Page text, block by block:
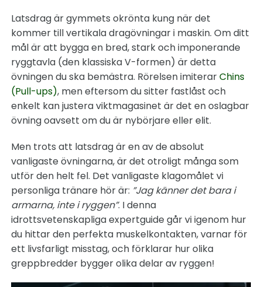
SOMMARKAMPANJ
Latsdrag är gymmets okrönta kung när det
kommer till vertikala dragövningar i maskin. Om ditt
mål är att bygga en bred, stark och imponerande
ryggtavla (den klassiska V-formen) är detta
övningen du ska bemästra. Rörelsen imiterarChins
(Pull-ups), men eftersom du sitter fastlåst och
enkelt kan justera viktmagasinet är det en oslagbar
övning oavsett om du är nybörjare eller elit.
Men trots att latsdrag är en av de absolut
vanligaste övningarna, är det otroligt många som
utför den helt fel. Det vanligaste klagomålet vi
personliga tränare hör är: ”Jag känner det bara i
armarna, inte i ryggen”. I denna
idrottsvetenskapliga expertguide går vi igenom hur
du hittar den perfekta muskelkontakten, varnar för
ett livsfarligt misstag, och förklarar hur olika
greppbredder bygger olika delar av ryggen!